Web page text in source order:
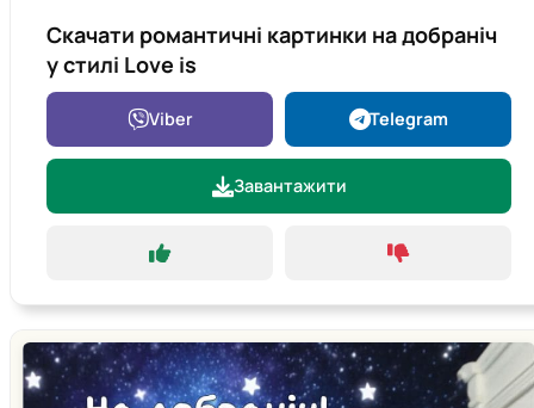
Скачати романтичні картинки на добраніч
у стилі Love is
Viber Telegram
Завантажити